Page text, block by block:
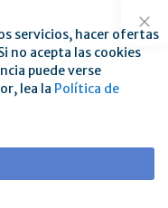
de EU
servicios, hacer ofertas
no acepta las cookies
puede verse
lea la Política de